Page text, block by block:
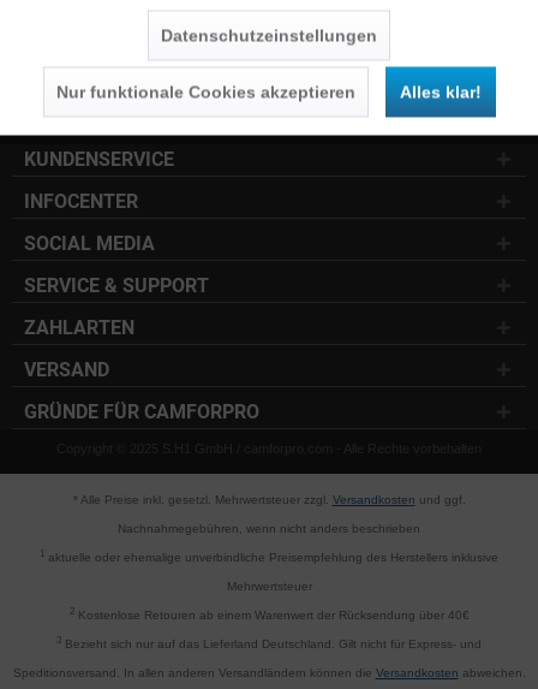
habe ich zur Kenntnis
genommen.
KUNDENSERVICE
INFOCENTER
SOCIAL MEDIA
SERVICE & SUPPORT
ZAHLARTEN
VERSAND
GRÜNDE FÜR CAMFORPRO
Copyright © 2025 S.H1 GmbH / camforpro.com - Alle Rechte vorbehalten
* Alle Preise inkl. gesetzl. Mehrwertsteuer zzgl. Versandkosten und ggf.
Nachnahmegebühren, wenn nicht anders beschrieben
1 aktuelle oder ehemalige unverbindliche Preisempfehlung des Herstellers inklusive
Mehrwertsteuer
2Kostenlose Retouren ab einem Warenwert der Rücksendung über 40€
3 Bezieht sich nur auf das Lieferland Deutschland. Gilt nicht für Express- und
Speditionsversand. In allen anderen Versandländern können die Versandkosten abweichen.
Datenschutzeinstellungen
Nur funktionale Cookies akzeptieren Alles klar!